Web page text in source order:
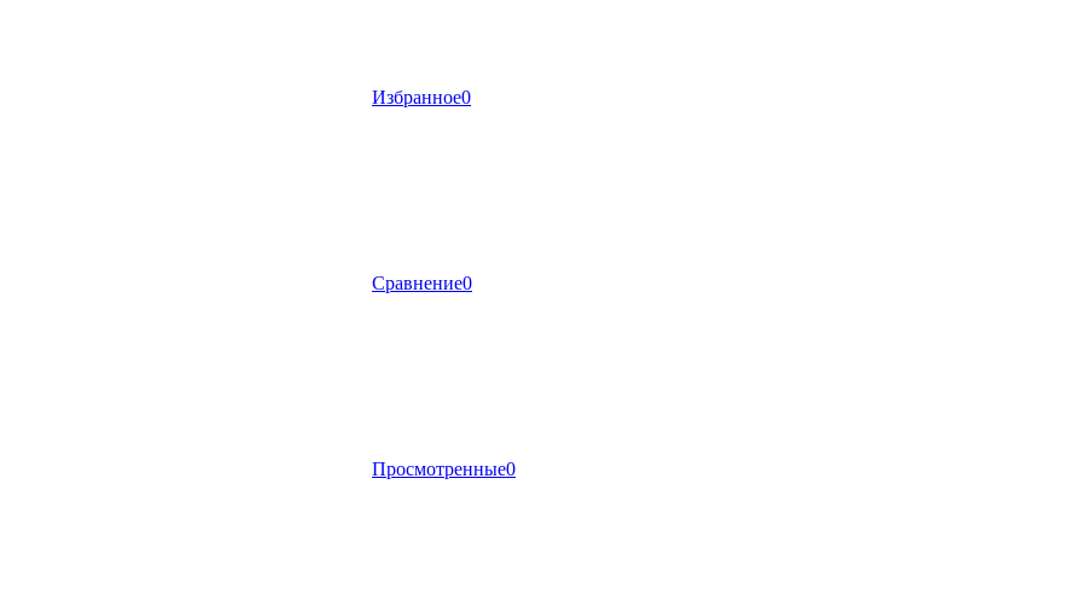
Избранное0
Сравнение0
Просмотренные0